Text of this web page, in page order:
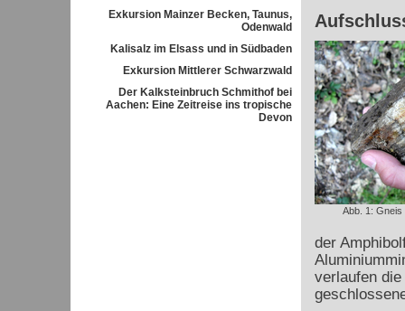
Exkursion Mainzer Becken, Taunus,
Odenwald
Kalisalz im Elsass und in Südbaden
Exkursion Mittlerer Schwarzwald
Der Kalksteinbruch Schmithof bei
Aachen: Eine Zeitreise ins tropische
Devon
Abb. 1:
der
verlaufen